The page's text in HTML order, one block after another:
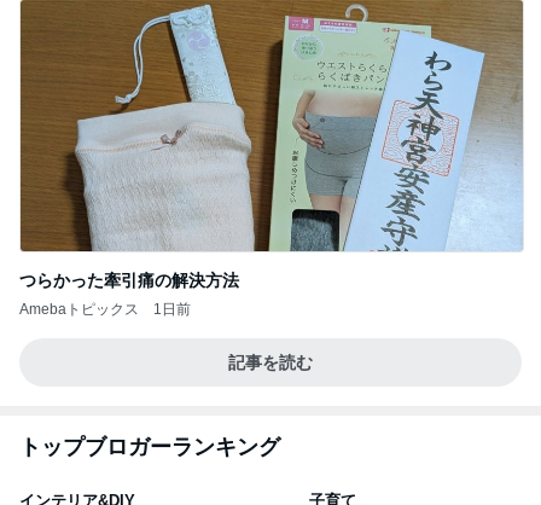
つらかった牽引痛の解決方法
Amebaトピックス 1日前
記事を読む
トップブロガーランキング
インテリア&DIY 子育て